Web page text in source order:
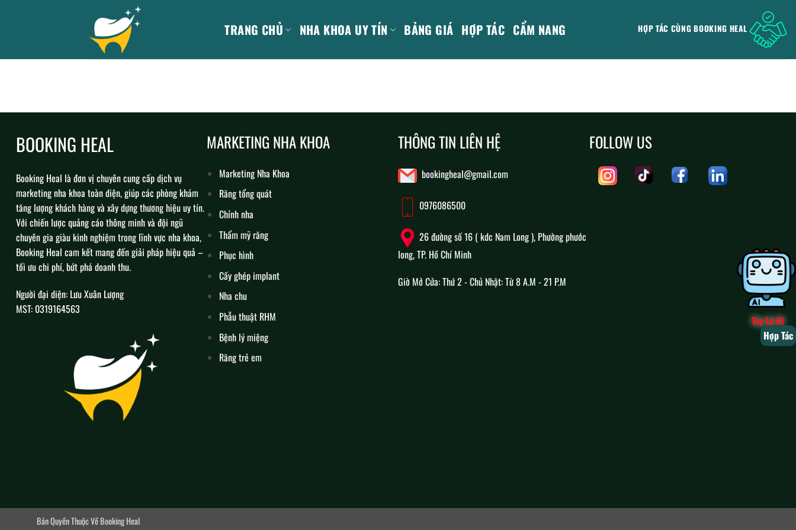
TRANG CHỦ NHA KHOA UY TÍN BẢNG GIÁ HỢP TÁC CẨM NANG HỢP TÁC CÙNG BOOKING HEAL
BOOKING HEAL
Booking Heal là đơn vị chuyên cung cấp dịch vụ
marketing nha khoa toàn diện, giúp các phòng khám
tăng lượng khách hàng và xây dựng thương hiệu uy tín.
Với chiến lược quảng cáo thông minh và đội ngũ
chuyên gia giàu kinh nghiệm trong lĩnh vực nha khoa,
Booking Heal cam kết mang đến giải pháp hiệu quả –
tối ưu chi phí, bứt phá doanh thu.
Người đại diện: Lưu Xuân Lượng
MST: 0319164563
MARKETING NHA KHOA
Marketing Nha Khoa
Răng tổng quát
Chỉnh nha
Thẩm mỹ răng
Phục hình
Cấy ghép implant
Nha chu
Phẫu thuật RHM
Bệnh lý miệng
Răng trẻ em
THÔNG TIN LIÊN HỆ
bookingheal@gmail.com
0976086500
26 đường số 16 ( kdc Nam Long ), Phường phước
long, TP. Hồ Chí Minh
Giờ Mở Cửa: Thứ 2 - Chủ Nhật: Từ 8 A.M - 21 P.M
FOLLOW US
Bản Quyền Thuộc Về Booking Heal
Trợ Lý AI
Hợp Tác